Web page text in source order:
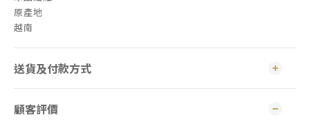
原產地
越南
送貨及付款方式
顧客評價